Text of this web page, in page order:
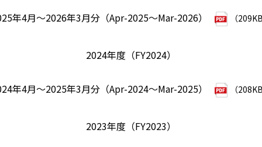
年4月～2026年3月分（Apr-2025～Mar-2026） （
2024年度（FY2024）
年4月～2025年3月分（Apr-2024～Mar-2025） （
2023年度（FY2023）